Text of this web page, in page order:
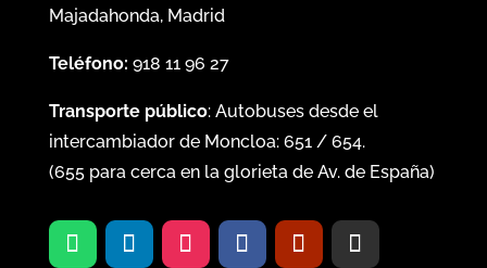
Majadahonda, Madrid
Teléfono: 918 11 96 27
Transporte público: Autobuses desde el
intercambiador de Moncloa: 651/ 654.
(655para cerca en la glorieta de Av. de España)